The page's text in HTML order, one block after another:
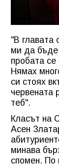
"В главата
ми да бъде
пробата се
Нямах
си стоях
червената
теб".
Класът на
Асен
минава
спомен. По